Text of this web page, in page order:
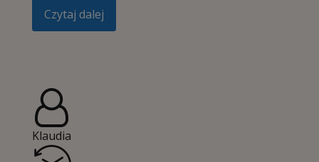
Czytaj dalej
Klaudia